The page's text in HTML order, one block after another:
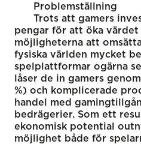
Problemställning
Trots att gamers
pengar för att öka värdet
möjligheterna att
fysiska världen mycket
spelplattformar ogärna
låser de in gamers
%) och komplicerade
handel med
bedrägerier. Som ett
ekonomisk potential
möjlighet både för